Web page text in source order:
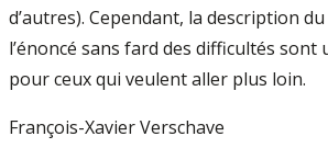
d’autres). Cependant, la description
l’énoncé sans fard des difficultés
pour ceux qui veulent aller plus loin.
François-Xavier Verschave